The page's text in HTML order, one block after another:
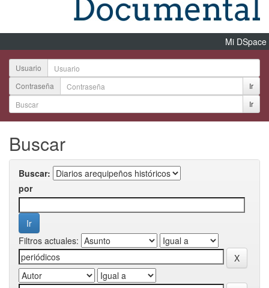
Mi DSpace
Usuario
Contraseña
Ir
Ir
Buscar
Buscar:
por
Filtros actuales: